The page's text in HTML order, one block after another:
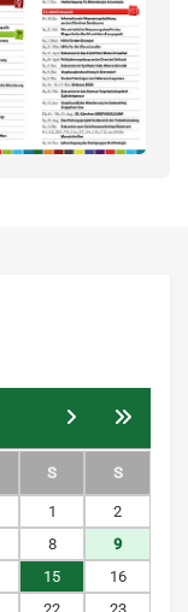
S S
1
2
8
9
15
16